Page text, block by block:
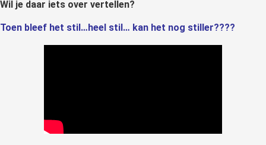
Wil je daar iets over vertellen?
Toen bleef het stil…heel stil… kan het nog stiller????